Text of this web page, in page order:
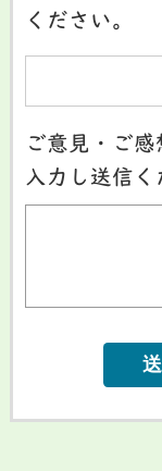
ください。
ご意見・ご
入力し送信く